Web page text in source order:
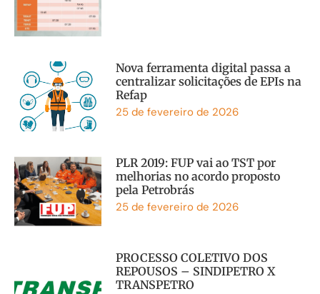
Nova ferramenta digital passa a
centralizar solicitações de EPIs na
Refap
25 de fevereiro de 2026
PLR 2019: FUP vai ao TST por
melhorias no acordo proposto
pela Petrobrás
25 de fevereiro de 2026
PROCESSO COLETIVO DOS
REPOUSOS – SINDIPETRO X
TRANSPETRO